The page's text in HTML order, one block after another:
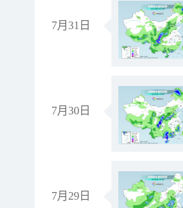
7月31日
7月30日
7月29日